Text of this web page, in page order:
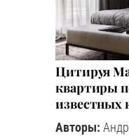
Цитируя
квартиры
известных
Авторы: